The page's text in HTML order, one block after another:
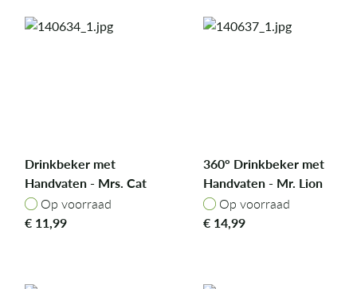
Drinkbeker met
Handvaten - Mrs. Cat
Op voorraad
Op voorraad
€ 11,99
360° Drinkbeker met
Handvaten - Mr. Lion
Op voorraad
Op voorraad
€ 14,99